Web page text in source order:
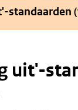
standaarden
uit'-